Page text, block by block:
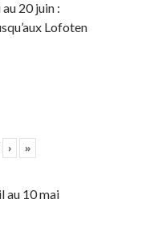
20 juin :
Lofoten
› »
au 10 mai